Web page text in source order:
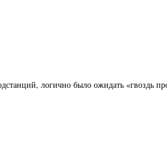
логично было ожидать